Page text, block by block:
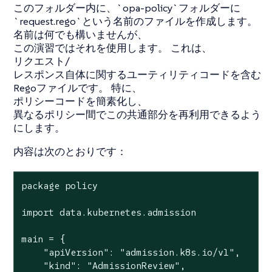
このフォルダー内に、`opa-policy`フォルダーに
`request.rego`という名前のファイルを作成します。
名前は何でも構いませんが、
この演習ではそれを使用します。 これは、
リクエスト/
レスポンス自体に関するユーティリティコードを含む
Regoファイルです。 特に、
ポリシーコードを簡素化し、
異なるポリシー間でこの共通部分を再利用できるよう
にします。
内容は次のとおりです：
package policy
import data.kubernetes.admission
main = {
    "apiVersion": "admission.k8s.io/v1",
    "kind": "AdmissionReview",